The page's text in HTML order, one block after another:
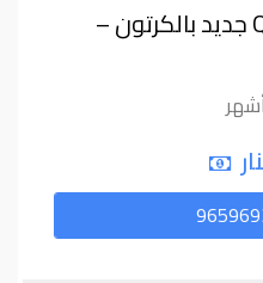
تلفزيون ⁦⁦75⁩⁩ بوصة ⁦⁦QLED⁩⁩ جديد بالكرتون –